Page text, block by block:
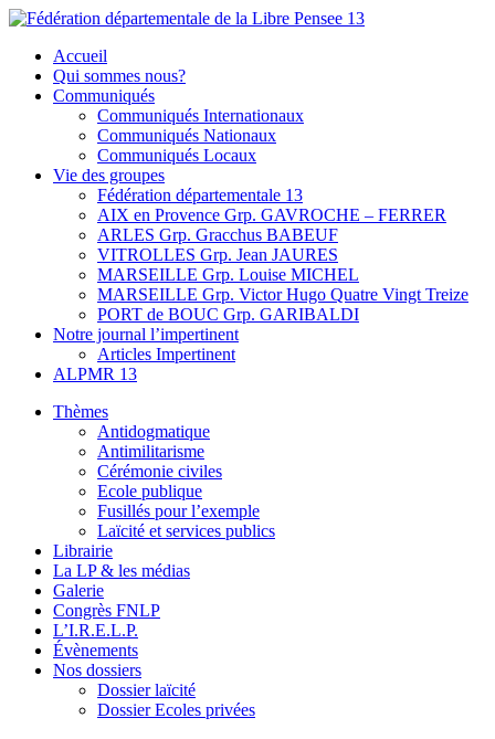
Skip
content
Fédération départementale de la Libre Pensee 13
Membre de la fédération Nationale de la Libre Pensée ni dieu ni
maitre
Accueil
Qui sommes nous?
Communiqués
Communiqués Internationaux
Communiqués Nationaux
Communiqués Locaux
Vie des groupes
Fédération départementale 13
AIX en Provence Grp. GAVROCHE – FERRER
ARLES Grp. Gracchus BABEUF
VITROLLES Grp. Jean JAURES
MARSEILLE Grp. Louise MICHEL
MARSEILLE Grp. Victor Hugo Quatre Vingt Treize
PORT de BOUC Grp. GARIBALDI
Notre journal l’impertinent
Articles Impertinent
ALPMR 13
Thèmes
Antidogmatique
Antimilitarisme
Cérémonie civiles
Ecole publique
Fusillés pour l’exemple
Laïcité et services publics
Librairie
La LP & les médias
Galerie
Congrès FNLP
L’I.R.E.L.P.
Évènements
Nos dossiers
Dossier laïcité
Dossier Ecoles privées